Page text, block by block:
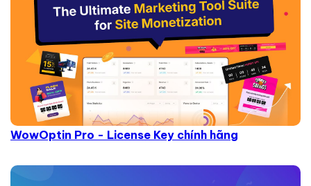
WowOptin Pro - License Key chính hãng